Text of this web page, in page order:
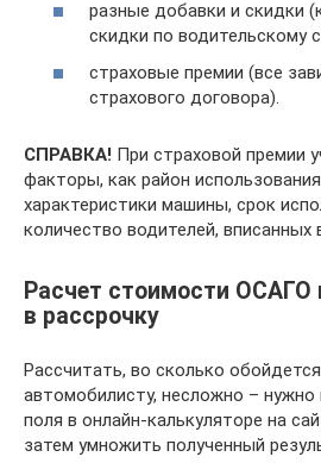
разные добавки и скидки
скидки по водительскому
страховые премии (все
страхового договора).
СПРАВКА! При страховой премии
факторы, как район
характеристики машины, срок
количество водителей, вписанных
Расчет стоимости ОСАГО
в рассрочку
Рассчитать, во сколько
автомобилисту, несложно – нужно
поля в онлайн-калькуляторе на
затем умножить полученный